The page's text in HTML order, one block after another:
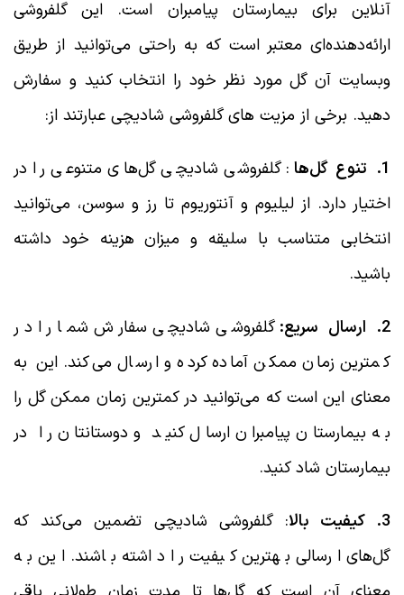
آنلاین برای بیمارستان پیامبران است. این گلفروشی
ارائه‌دهنده‌ای معتبر است که به راحتی می‌توانید از طریق
وبسایت آن گل مورد نظر خود را انتخاب کنید و سفارش
دهید. برخی از مزیت های گلفروشی شادیچی عبارتند از:
1. تنوع گل‌ها
: گلفروشی شادیچی گل‌های متنوعی را در
اختیار دارد. از لیلیوم و آنتوریوم تا رز و سوسن، می‌توانید
انتخابی متناسب با سلیقه و میزان هزینه خود داشته
باشید.
2. ارسال سریع:
گلفروشی شادیچی سفارش شما را در
کمترین زمان ممکن آماده کرده و ارسال می‌کند. این به
معنای این است که می‌توانید در کمترین زمان ممکن گل را
به بیمارستان پیامبران ارسال کنید و دوستانتان را در
بیمارستان شاد کنید.
3. کیفیت بالا
: گلفروشی شادیچی تضمین می‌کند که
گل‌های ارسالی بهترین کیفیت را داشته باشند. این به